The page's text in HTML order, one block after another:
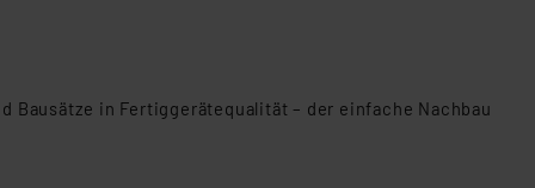
in Fertiggerätequalität – der einfache Nachbau